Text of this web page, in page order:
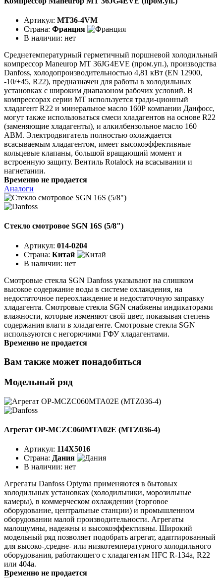
Артикул: MT36-4VM
Страна: Франция
В наличии: нет
Среднетемпературный герметичный поршневой холодильный
компрессор Maneurop MT 36JG4EVE (пром.уп.), производства
Danfoss, холодопроизводительностью 4,81 кВт (EN 12900,
-10/+45, R22), предназначен для работы в холодильных
установках с широким диапазоном рабочих условий. В
компрессорах серии МТ используется тради-ционный
хладагент R22 и минеральное масло 160Р компании Данфосс,
могут также использоваться смеси хладагентов на основе R22
(заменяющие хладагенты), и алкилбензольное масло 160
АВМ. Электродвигатель полностью охлаждается
всасываемым хладагентом, имеет высокоэффективные
кольцевые клапаны, большой вращающий момент и
встроенную защиту. Вентиль Rotalock на всасывании и
нагнетании.
Временно не продается
Аналоги
Стекло смотровое SGN 16S (5/8")
Артикул: 014-0204
Страна: Китай
В наличии: нет
Смотровые стекла SGN Danfoss указывают на слишком
высокое содержание воды в системе охлаждения, на
недостаточное переохлаждение и недостаточную заправку
хладагента. Смотровые стекла SGN снабжены индикаторами
влажности, которые изменяют свой цвет, показывая степень
содержания влаги в хладагенте. Смотровые стекла SGN
используются с негорючими ГФУ хладагентами.
Временно не продается
Вам также может понадобиться
Модельный ряд
Агрегат OP-MCZC060MTA02E (MTZ036-4)
Артикул: 114X5016
Страна: Дания
В наличии: нет
Агрегаты Danfoss Optyma применяются в бытовых
холодильных установках (холодильники, морозильные
камеры), в коммерческом охлаждении (торговое
оборудование, центральные станции) и промышленном
оборудовании малой производительности. Агрегаты
малошумны, надежны и высокоэффективны. Широкий
модельный ряд позволяет подобрать агрегат, адаптированный
для высоко-,средне- или низкотемпературного холодильного
оборудования, работающего с хладагентам HFC R-134a, R22
или 404a.
Временно не продается